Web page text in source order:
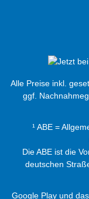
Alle Preise inkl.
ggf.
¹ ABE =
Die ABE ist die
deutschen
Google Play und